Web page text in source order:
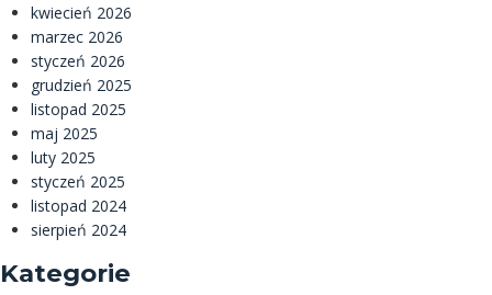
kwiecień 2026
marzec 2026
styczeń 2026
grudzień 2025
listopad 2025
maj 2025
luty 2025
styczeń 2025
listopad 2024
sierpień 2024
Kategorie